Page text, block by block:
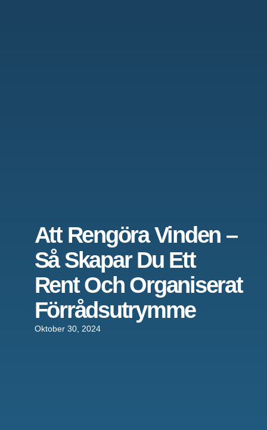
Att Rengöra Vinden –
Så Skapar Du Ett
Rent Och Organiserat
Förrådsutrymme
Oktober 30, 2024